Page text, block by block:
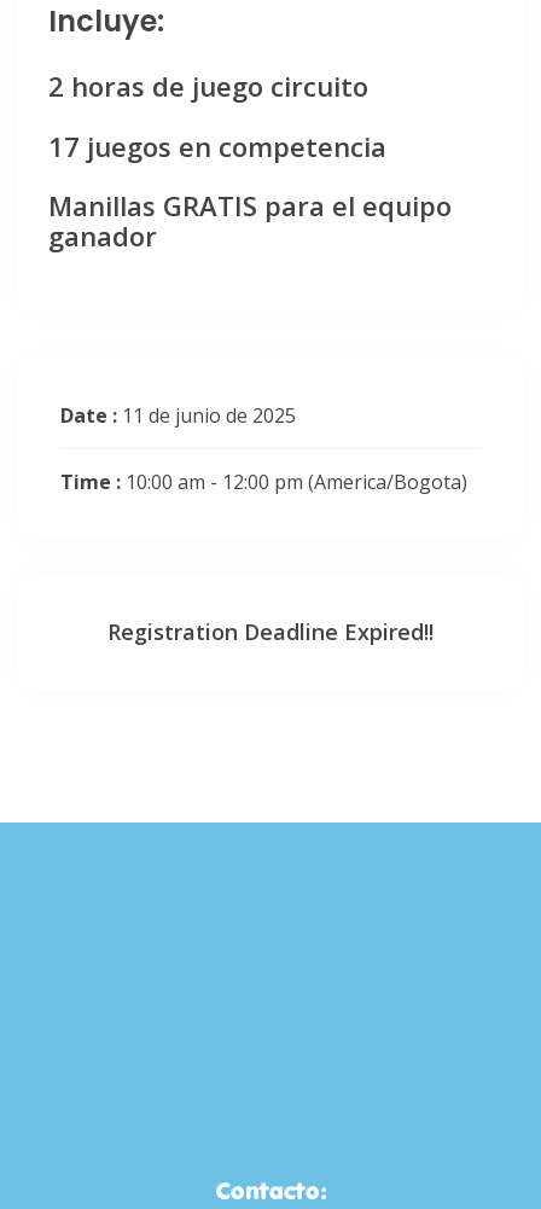
Incluye:
2 horas de juego circuito
17 juegos en competencia
Manillas GRATIS para el equipo
ganador
Date : 11 de junio de 2025
Time : 10:00 am - 12:00 pm (America/Bogota)
Registration Deadline Expired!!
Contacto: